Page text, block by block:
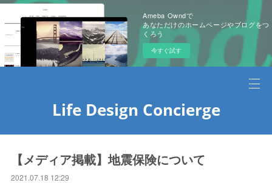
Ameba Owndで
あなただけのホームページやブログをつ
くろう
今すぐ試す
Life Design Concierge
【メディア掲載】地震保険について
2021.07.18 12:29